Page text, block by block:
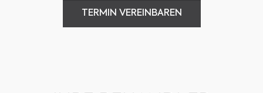
TERMIN VEREINBAREN